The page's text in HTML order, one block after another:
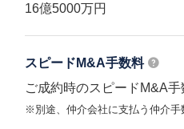
16億5000万円
スピードM&A手数料
ご成約時のスピードM&A
※別途、仲介会社に支払う仲介